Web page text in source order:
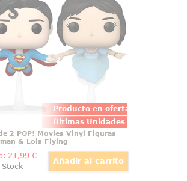
Producto en oferta
Últimas Unidades
tu colección con el Pack de
POP! Vinyl de Superman
Lane en vuelo! Estas
de DC Comics, de
9 cm de altura,
la esencia icónica de la
pareja más famosa
2 POP! Movies Vinyl Figuras
& Lois Flying
21 ,99€
Stock